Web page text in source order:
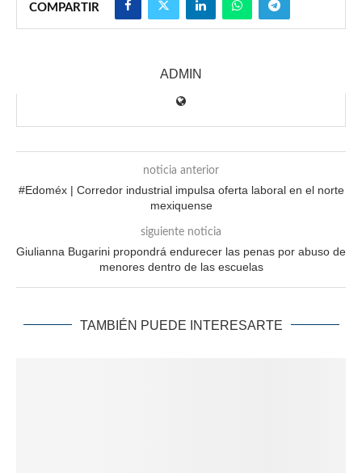
COMPARTIR
ADMIN
noticia anterior
#Edoméx | Corredor industrial impulsa oferta laboral en el norte
mexiquense
siguiente noticia
Giulianna Bugarini propondrá endurecer las penas por abuso de
menores dentro de las escuelas
TAMBIÉN PUEDE INTERESARTE